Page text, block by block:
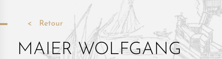
Retour
MAIER WOLFGANG